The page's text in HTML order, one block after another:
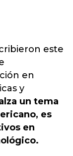
este
en
y
un tema
es
en